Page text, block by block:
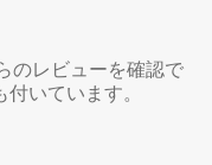
のレビューを確認で
いています。